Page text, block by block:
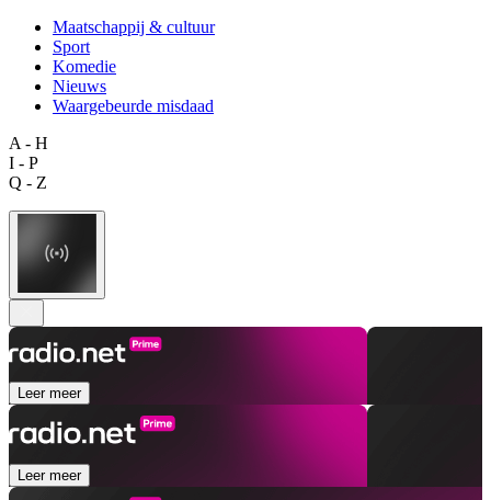
Maatschappij & cultuur
Sport
Komedie
Nieuws
Waargebeurde misdaad
A - H
I - P
Q - Z
Leer meer
Leer meer